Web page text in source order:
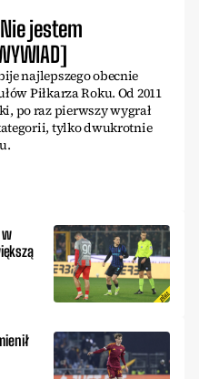
jestem
najlepszego obecnie
Piłkarza Roku. Od 2011
po raz pierwszy wygrał
tylko dwukrotnie
w